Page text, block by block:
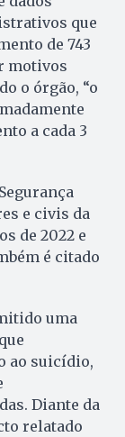
que
de 743
motivos
o órgão, “o
a cada 3
e civis da
de 2022 e
é citado
uma
ao suicídio,
Diante da
relatado